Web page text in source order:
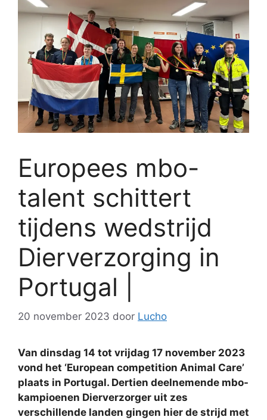
Europees mbo-
talent schittert
tijdens wedstrijd
Dierverzorging in
Portugal |
20 november 2023 door Lucho
Van dinsdag 14 tot vrijdag 17 november 2023
vond het ‘European competition Animal Care’
plaats in Portugal. Dertien deelnemende mbo-
kampioenen Dierverzorger uit zes
verschillende landen gingen hier de strijd met